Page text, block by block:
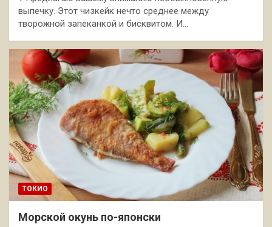
выпечку. Этот чизкейк нечто среднее между
творожной запеканкой и бисквитом. И…
ТОКИО
Морской окунь по-японски